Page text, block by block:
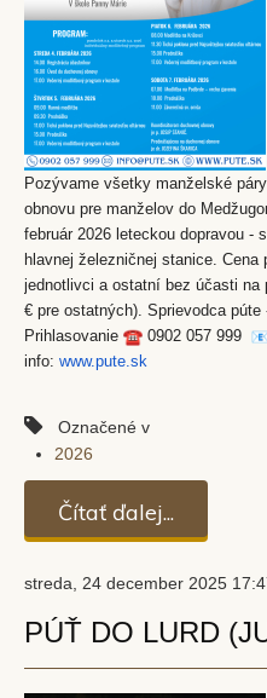
Pozývame všetky manželské
obnovu pre manželov do
február 2026 leteckou dopravou -
hlavnej železničnej stanice.
jednotlivci a ostatní bez účasti na
€ pre ostatných). Sprievodca púte
Prihlasovanie
0902 057 999
info: www.pute.sk
Označené v
2026
Čítať ďalej...
streda, 24 december 2025
PÚŤ DO LURD